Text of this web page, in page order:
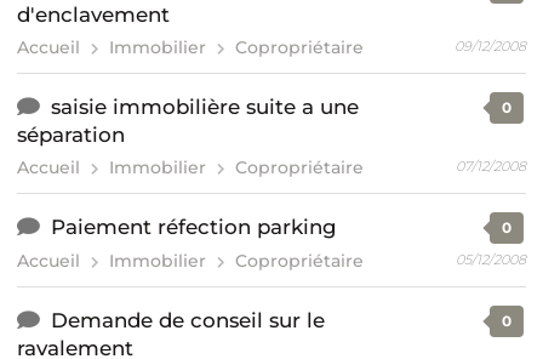
d'enclavement
Accueil Immobilier Copropriétaire 09/12/2008
saisie immobilière suite a une
séparation
Accueil Immobilier Copropriétaire
0
07/12/2008
Paiement réfection parking
Accueil Immobilier Copropriétaire
0
05/12/2008
Demande de conseil sur le
ravalement
0